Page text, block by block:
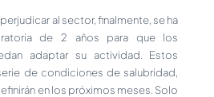
al sector, finalmente, se ha
de 2 años para que los
adaptar su actividad. Estos
de condiciones de salubridad,
en los próximos meses. Solo